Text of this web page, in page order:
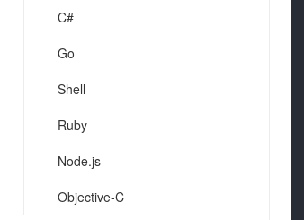
C#
Go
Shell
Ruby
Node.js
Objective-C